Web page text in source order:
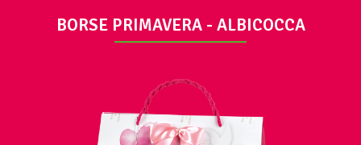
BORSE PRIMAVERA - ALBICOCCA